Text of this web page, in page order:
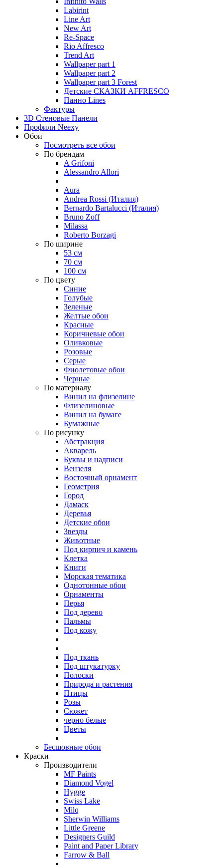
Labirint
Line Art
New Art
Re-Space
Rio Affresco
Trend Art
Wallpaper part 1
Wallpaper part 2
Wallpaper part 3 Forest
Детские СКАЗКИ AFFRESCO
Панно Lines
Фактуры
3D Стеновые Панели
Профили Neexy
Обои
Посмотреть все обои
По брендам
A Grifoni
Alessandro Allori
Aura
Andrea Rossi (Италия)
Bernardo Bartalucci (Италия)
Bruno Zoff
Milassa
Roberto Borzagi
По ширине
53 см
70 см
100 см
По цвету
Синие
Голубые
Зеленые
Желтые обои
Красные
Коричневые обои
Оливковые
Розовые
Серые
Фиолетовые обои
Черные
По материалу
Винил на флизелине
Флизелиновые
Винил на бумаге
Бумажные
По рисунку
Абстракция
Акварель
Буквы и надписи
Вензеля
Восточный орнамент
Геометрия
Город
Дамаск
Деревья
Детские обои
Звезды
Животные
Под кирпич и камень
Клетка
Книги
Морская тематика
Однотонные обои
Орнаменты
Перья
Под дерево
Пальмы
Под кожу
Под ткань
Под штукатурку
Полоски
Природа и растения
Птицы
Розы
Сюжет
черно белые
Цветы
Бесшовные обои
Краски
Производители
MF Paints
Diamond Vogel
Hygge
Swiss Lake
Milq
Sherwin Williams
Little Greene
Designers Guild
Paint and Paper Library
Farrow & Ball